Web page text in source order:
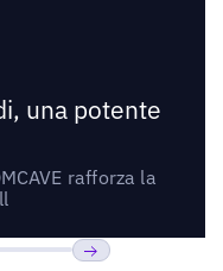
una potente
rafforza la